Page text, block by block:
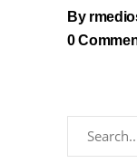
By
0